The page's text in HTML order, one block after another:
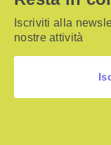
Iscriviti alla
nostre attività